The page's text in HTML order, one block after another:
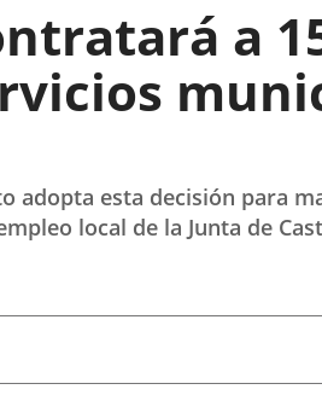
a
adopta esta decisión para
local de la Junta de